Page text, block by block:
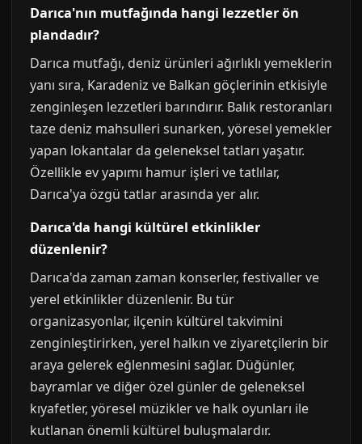
Darıca'nın mutfağında hangi lezzetler ön
plandadır?
Darıca mutfağı, deniz ürünleri ağırlıklı yemeklerin
yanı sıra, Karadeniz ve Balkan göçlerinin etkisiyle
zenginleşen lezzetleri barındırır. Balık restoranları
taze deniz mahsulleri sunarken, yöresel yemekler
yapan lokantalar da geleneksel tatları yaşatır.
Özellikle ev yapımı hamur işleri ve tatlılar,
Darıca'ya özgü tatlar arasında yer alır.
Darıca'da hangi kültürel etkinlikler
düzenlenir?
Darıca'da zaman zaman konserler, festivaller ve
yerel etkinlikler düzenlenir. Bu tür
organizasyonlar, ilçenin kültürel takvimini
zenginleştirirken, yerel halkın ve ziyaretçilerin bir
araya gelerek eğlenmesini sağlar. Düğünler,
bayramlar ve diğer özel günler de geleneksel
kıyafetler, yöresel müzikler ve halk oyunları ile
kutlanan önemli kültürel buluşmalardır.